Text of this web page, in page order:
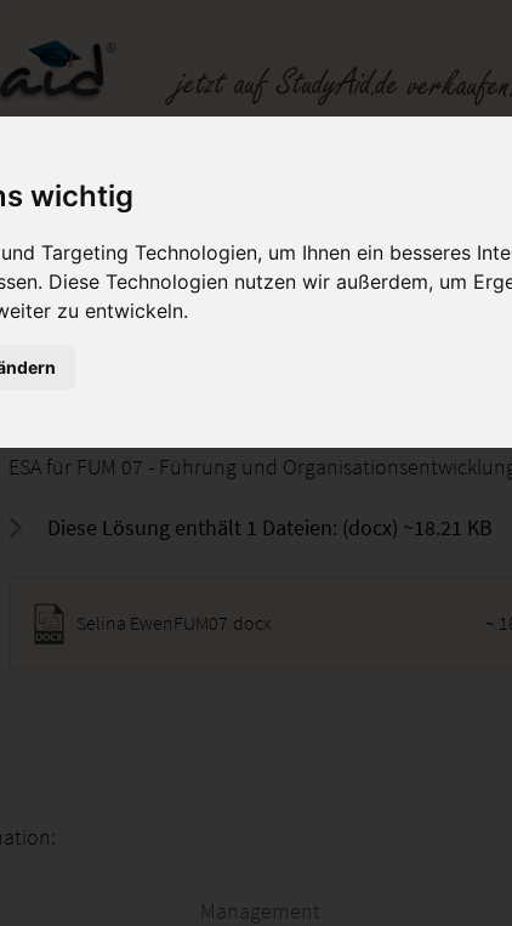
wichtig
Targeting Technologien, um Ihnen ein besseres
Diese Technologien nutzen wir außerdem, um
zu entwickeln.
FUM07
verkaufen Kategorien
ESA für FUM 07 - Führung und
Diese Lösung enthält 1 Dateien: (docx) ~18.21 KB
Selina EwenFUM07.docx ~
Management